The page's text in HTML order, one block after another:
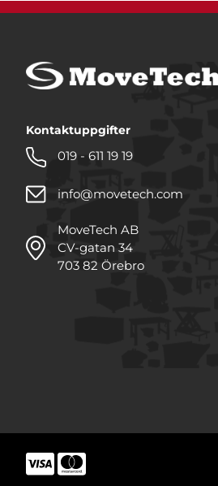
Kontaktuppgifter
019 - 611 19 19
info@movetech.com
MoveTech AB
CV-gatan 34
703 82 Örebro